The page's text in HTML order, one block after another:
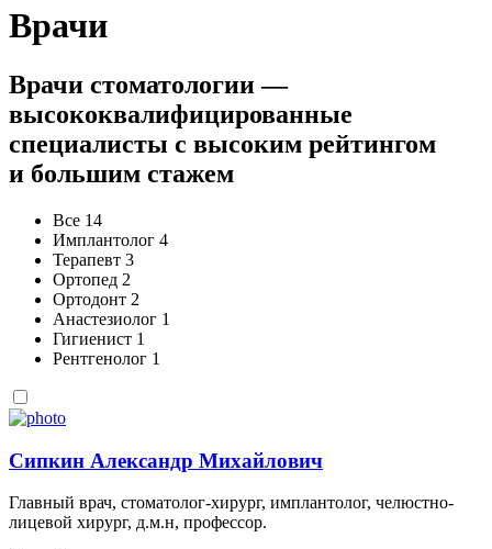
Врачи
Врачи стоматологии —
высококвалифицированные
специалисты с высоким рейтингом
и большим стажем
Все 14
Имплантолог 4
Терапевт 3
Ортопед 2
Ортодонт 2
Анастезиолог 1
Гигиенист 1
Рентгенолог 1
Сипкин Александр Михайлович
Главный врач, стоматолог-хирург, имплантолог, челюстно-
лицевой хирург, д.м.н, профессор.